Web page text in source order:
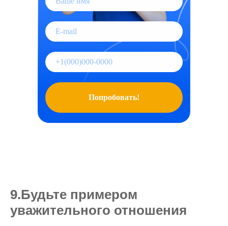
Попробовать!
9.ㅤБудьте примером
уважительного отношения